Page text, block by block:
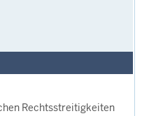
Rechtsstreitigkeiten